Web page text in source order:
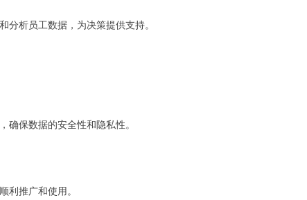
分析员工数据，为决策提供支持。
确保数据的安全性和隐私性。
利推广和使用。